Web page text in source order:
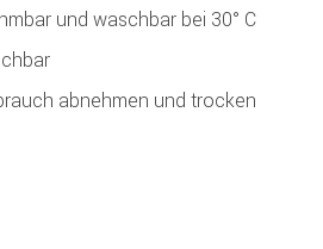
und waschbar bei 30° C
abnehmen und trocken